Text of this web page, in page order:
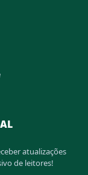
atualizações
de leitores!